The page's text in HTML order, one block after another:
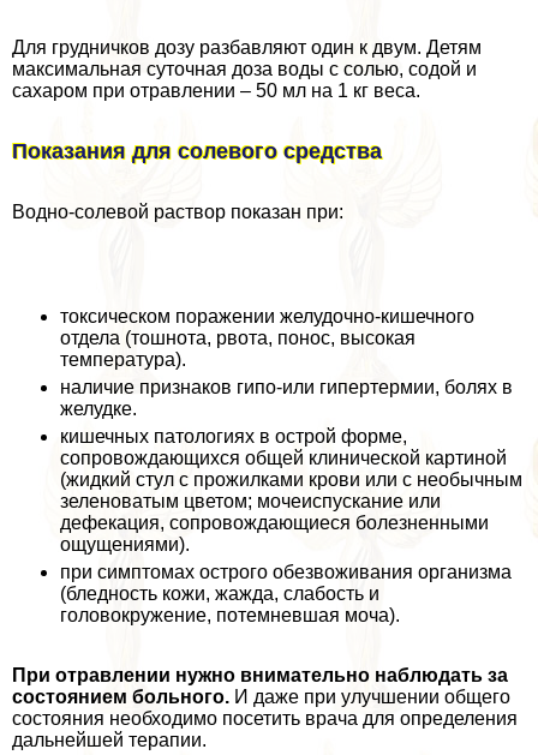
Для грудничков дозу разбавляют один к двум. Детям
максимальная суточная доза воды с солью, содой и
сахаром при отравлении – 50 мл на 1 кг веса.
Показания для солевого средства
Водно-солевой раствор показан при:
токсическом поражении желудочно-кишечного
отдела (тошнота, рвота, понос, высокая
температура).
наличие признаков гипо-или гипертермии, болях в
желудке.
кишечных патологиях в острой форме,
сопровождающихся общей клинической картиной
(жидкий стул с прожилками крови или с необычным
зеленоватым цветом; мочеиспускание или
дефекация, сопровождающиеся болезненными
ощущениями).
при симптомах острого обезвоживания организма
(бледность кожи, жажда, слабость и
головокружение, потемневшая моча).
При отравлении нужно внимательно наблюдать за
состоянием больного. И даже при улучшении общего
состояния необходимо посетить врача для определения
дальнейшей терапии.